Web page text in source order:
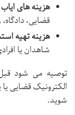
هزینه های
قضایی،
هزینه تهیه
شاهدان یا
توصیه می شود قبل
الکترونیک قضایی
شوید.